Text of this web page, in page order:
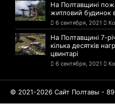
На Полтавщині
житловий будинок
6 сентября, 2021
На Полтавщині 7-
кілька десятків
цвинтарі
6 сентября, 2021
© 2021-2026 Сайт Полтавы -